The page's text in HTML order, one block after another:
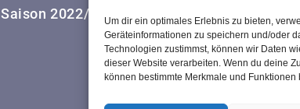
Um dir ein optimales Erlebnis zu bieten,
Geräteinformationen zu speichern und/oder
Technologien zustimmst, können wir Daten
dieser Website verarbeiten. Wenn du deine
können bestimmte Merkmale und
Saison 2022/23
Cookie-